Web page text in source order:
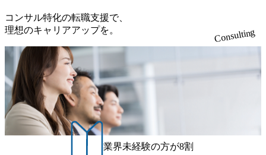
も関わらず、外資系戦略コンサルティングファームや総合
系コンサルティングファームをはじめ、メーカー、ITベン
チャー、外資系金融機関など多彩な出自で構成されてお
り、常に刺激を受けながらプロジェクトワークが可能 総合
コンサルティングファームの名の通り、全方位のクライア
ントに対して様々なプロジェクトが存在しており、手を上
げれば常に新しいテーマのチャレンジ機会を提供している
（ワンプール制） そのため、全体の離職率10％以下、未経
験3年未満の離職率は0％と驚異の定着率を誇る 大手ファー
ムと同水準以上の報酬制度であり、ファーム経験者の場合
は、転職時報酬アップが基本 強く「個人」の成⾧を重視す
るカルチャーであり、昇進に枠もなく、今ならReadyになれ
り、<u>営業活動に工数を割かれることなくデリバリーに注
力可能</u> 従業員満足度を非常に重視しており、意にそぐ
わないプロジェクトにアサインされてしまった場合、半強
制的に別のプロジェクトに異動することが可能。その結
果、<u>退職率も10%程度</u>(他社平均は2～30%程度) 残業
時間は<u>平均30時間程度。</u>バリューが出ていないから
残業代をつけさせないといったことはしない DE&Iにおいて
は女性活用や外国人/高齢者/障碍者などさまざまなバックグ
ラウンドを持つメンバーの働く環境を整えている SDGsの推
進にも積極的で、プロボノ支援等を行っている 部活動も活
発で、多くのクラブが立ち上がっており、さまざまな役
職・所属・組織を超えて社員間のネットワーク形成・交流
コンサル特化の転職支援で、
理想のキャリアアップを。
Consulting
業界未経験の方が8割